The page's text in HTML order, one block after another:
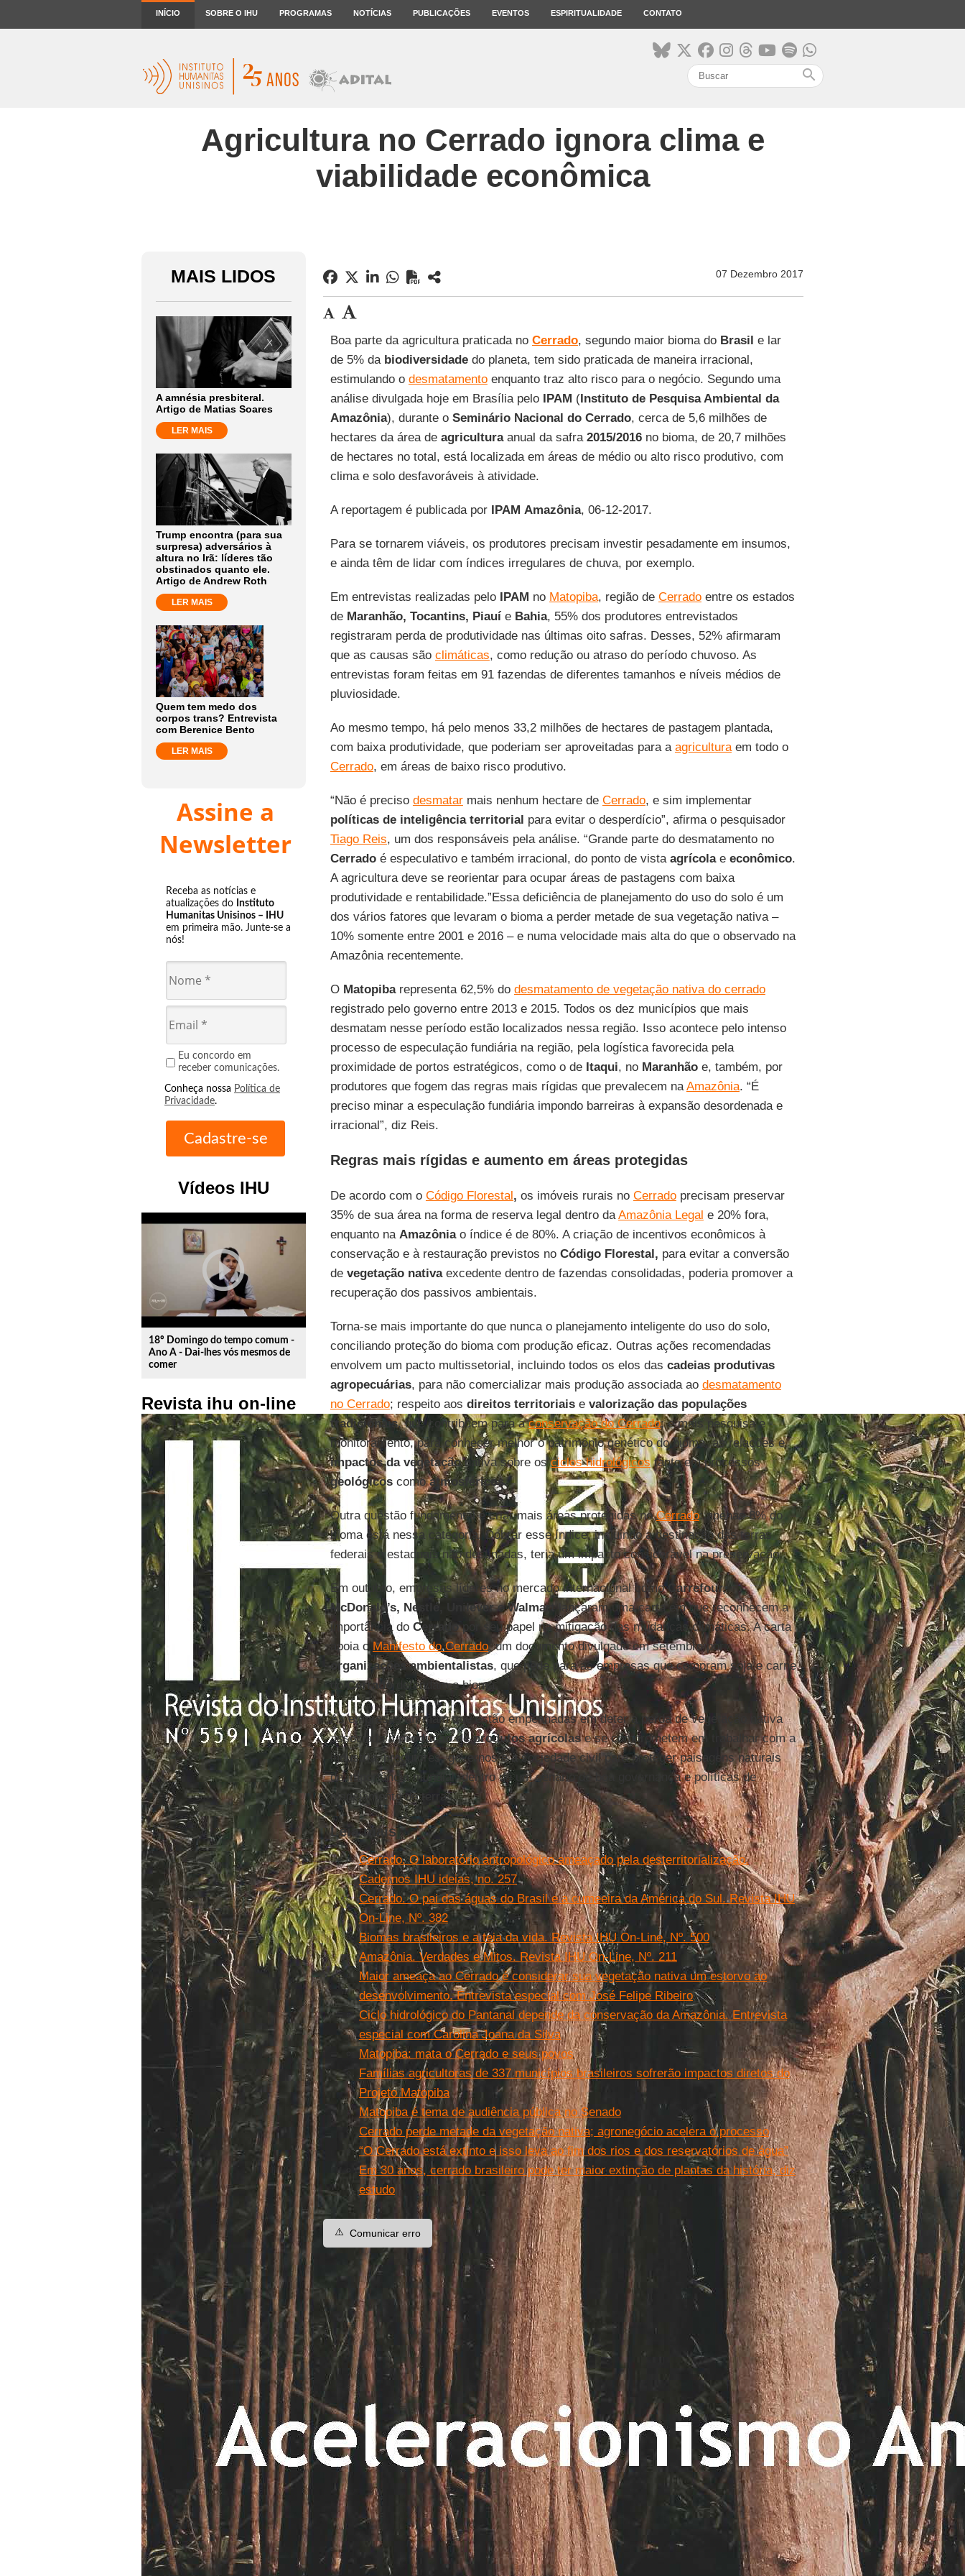
INÍCIO SOBRE O IHU PROGRAMAS NOTÍCIAS PUBLICAÇÕES EVENTOS ESPIRITUALIDADE CONTATO
search
Agricultura no Cerrado ignora clima e
viabilidade econômica
MAIS LIDOS
A amnésia presbiteral.
Artigo de Matias Soares
LER MAIS
Trump encontra (para sua
surpresa) adversários à
altura no Irã: líderes tão
obstinados quanto ele.
Artigo de Andrew Roth
LER MAIS
Quem tem medo dos
corpos trans? Entrevista
com Berenice Bento
LER MAIS
Assine a
Newsletter
Receba as notícias e
atualizações do Instituto
Humanitas Unisinos – IHU
em primeira mão. Junte-se a
nós!
Eu concordo em
receber comunicações.
Conheça nossa Política de
Privacidade.
Vídeos IHU
play_circle_outline
18º Domingo do tempo comum -
Ano A - Dai-lhes vós mesmos de
comer
Revista ihu on-line
07 Dezembro 2017
Boa parte da agricultura praticada no Cerrado, segundo maior bioma do Brasil e lar
de 5% da biodiversidadedo planeta, tem sido praticada de maneira irracional,
estimulando o desmatamentoenquanto traz alto risco para o negócio. Segundo uma
análise divulgada hoje em Brasília pelo IPAM (Instituto de Pesquisa Ambiental da
Amazônia), durante o Seminário Nacional do Cerrado, cerca de 5,6 milhões de
hectares da área de agriculturaanual da safra 2015/2016no bioma, de 20,7 milhões
de hectares no total, está localizada em áreas de médio ou alto risco produtivo, com
clima e solo desfavoráveis à atividade.
A reportagem é publicada por IPAM Amazônia, 06-12-2017.
Para se tornarem viáveis, os produtores precisam investir pesadamente em insumos,
e ainda têm de lidar com índices irregulares de chuva, por exemplo.
Em entrevistas realizadas pelo IPAM no Matopiba, região de Cerradoentre os estados
deMaranhão, Tocantins, Piauíe Bahia, 55% dos produtores entrevistados
registraram perda de produtividade nas últimas oito safras. Desses, 52% afirmaram
que as causas são climáticas, como redução ou atraso do período chuvoso. As
entrevistas foram feitas em 91 fazendas de diferentes tamanhos e níveis médios de
pluviosidade.
Ao mesmo tempo, há pelo menos 33,2 milhões de hectares de pastagem plantada,
com baixa produtividade, que poderiam ser aproveitadas para a agriculturaem todo o
Cerrado, em áreas de baixo risco produtivo.
“Não é preciso desmatarmais nenhum hectare de Cerrado, e sim implementar
políticas de inteligência territorial para evitar o desperdício”, afirma o pesquisador
Tiago Reis, um dos responsáveis pela análise. “Grande parte do desmatamento no
Cerradoé especulativo e também irracional, do ponto de vista agrícolae econômico.
A agricultura deve se reorientar para ocupar áreas de pastagens com baixa
produtividade e rentabilidade.”Essa deficiência de planejamento do uso do solo é um
dos vários fatores que levaram o bioma a perder metade de sua vegetação nativa –
10% somente entre 2001 e 2016 – e numa velocidade mais alta do que o observado na
Amazônia recentemente.
O Matopibarepresenta 62,5% do desmatamento de vegetação nativa do cerrado
registrado pelo governo entre 2013 e 2015. Todos os dez municípios que mais
desmatam nesse período estão localizados nessa região. Isso acontece pelo intenso
processo de especulação fundiária na região, pela logística favorecida pela
proximidade de portos estratégicos, como o de Itaqui, no Maranhãoe, também, por
produtores que fogem das regras mais rígidas que prevalecem naAmazônia. “É
preciso minar a especulação fundiária impondo barreiras à expansão desordenada e
irracional”, diz Reis.
Regras mais rígidas e aumento em áreas protegidas
De acordo com o Código Florestal, os imóveis rurais no Cerradoprecisam preservar
35% de sua área na forma de reserva legal dentro daAmazônia Legal e 20% fora,
enquanto na Amazôniao índice é de 80%. A criação de incentivos econômicos à
conservação e à restauração previstos no Código Florestal, para evitar a conversão
de vegetação nativaexcedente dentro de fazendas consolidadas, poderia promover a
recuperação dos passivos ambientais.
Torna-se mais importante do que nunca o planejamento inteligente do uso do solo,
conciliando proteção do bioma com produção eficaz. Outras ações recomendadas
envolvem um pacto multissetorial, incluindo todos os elos das cadeias produtivas
agropecuárias, para não comercializar mais produção associada ao desmatamento
no Cerrado; respeito aos direitos territoriaise valorização das populações
tradicionais, que contribuem para aconservação do Cerrado; e mais pesquisa e
monitoramento, para conhecer melhor o patrimônio genético do bioma, as relações e
impactos da vegetaçãonativa sobre osciclos hidrológicostanto em processos
geológicoscomoatmosféricos.
Outra questão fundamental é criar mais áreas protegidas noCerrado: apenas 8% do
bioma está nessa categoria. Dobrar esse índice, incluindo a destinação das terras
federais e estaduais não destinadas, teria um impacto considerável na preservação.
Em outubro, empresas líderes no mercado internacional comoCarrefour,
McDonald’s, Nestlé, UnilevereWalmartlançaram uma carta em que reconhecem a
importância do Cerradopor seu papel na mitigação das mudanças climáticas. A carta
apoia oManifesto do Cerrado, um documento divulgado em setembro por
organizações ambientalistas, que pede para as empresas que compram soja e carne
doCerradodefendam o bioma.
As empresas afirmam que estão empenhadas em deter a perda de vegetação nativa
associada àprodução de produtos agrícolase se comprometem em trabalhar com a
indústria, produtores, governos e a sociedade civil para proteger paisagens naturais
de importância mundial, dentro de um cenário de boa governança e políticas de
planejamento de terras.
Leia mais
Cerrado. O laboratório antropológico ameaçado pela desterritorialização.
Cadernos IHU ideias, no. 257
Cerrado. O pai das águas do Brasil e a cumeeira da América do Sul. Revista IHU
On-Line, Nº. 382
Biomas brasileiros e a teia da vida. Revista IHU On-Line, Nº. 500
Amazônia. Verdades e Mitos. Revista IHU On-Line, Nº. 211
Maior ameaça ao Cerrado é considerar sua vegetação nativa um estorvo ao
desenvolvimento. Entrevista especial com José Felipe Ribeiro
Ciclo hidrológico do Pantanal depende da conservação da Amazônia. Entrevista
especial com Carolina Joana da Silva
Matopiba: mata o Cerrado e seus povos
Famílias agricultoras de 337 municípios brasileiros sofrerão impactos diretos do
Projeto Matopiba
Matopiba é tema de audiência pública no Senado
Cerrado perde metade da vegetação nativa; agronegócio acelera o processo
“O Cerrado está extinto e isso leva ao fim dos rios e dos reservatórios de água”
Em 30 anos, cerrado brasileiro pode ter maior extinção de plantas da história, diz
estudo
⚠️ Comunicar erro